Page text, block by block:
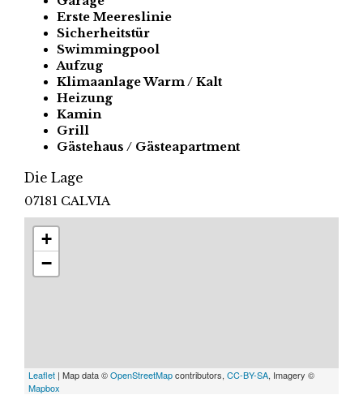
Erste Meereslinie
Sicherheitstür
Swimmingpool
Aufzug
Klimaanlage Warm / Kalt
Heizung
Kamin
Grill
Gästehaus / Gästeapartment
Die Lage
07181 CALVIA
+
−
Leaflet | Map data ©OpenStreetMapcontributors, CC-BY-SA, Imagery ©
Mapbox